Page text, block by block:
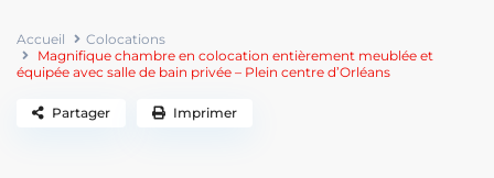
Accueil
Colocations
Magnifique chambre en colocation entièrement meublée et
équipée avec salle de bain privée – Plein centre d’Orléans
Partager Imprimer